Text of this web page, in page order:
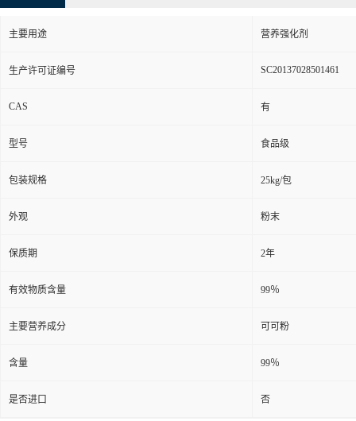
主要用途 营养强化剂
生产许可证编号 SC20137028501461
CAS 有
型号 食品级
包装规格 25kg/包
外观 粉末
保质期 2年
有效物质含量 99％
主要营养成分 可可粉
含量 99％
是否进口 否